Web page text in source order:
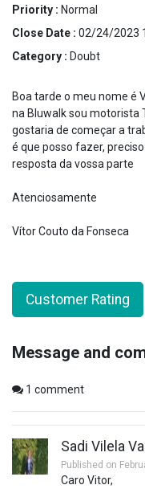
Priority : Normal
Close Date : 02/24/2023
Category : Doubt
Boa tarde o meu nome é
na Bluwalk sou motorista
gostaria de começar a
é que posso fazer,
resposta da vossa parte
Atenciosamente
Vítor Couto da Fonseca
Customer Rating
Message and
1 comment
Sadi Vilela
Published on
Caro Vitor,